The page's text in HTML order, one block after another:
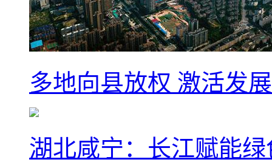
多地向县放权 激活发
湖北咸宁：长江赋能